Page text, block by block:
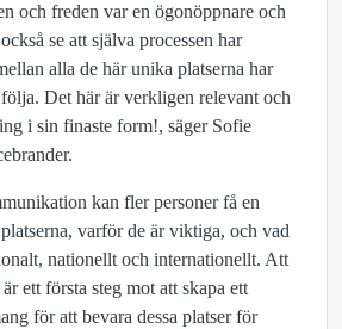
och freden var en ögonöppnare och
se att själva processen har
alla de här unika platserna har
Det här är verkligen relevant och
i sin finaste form!, säger Sofie
kan fler personer få en
varför de är viktiga, och vad
nationellt och internationellt. Att
ett första steg mot att skapa ett
för att bevara dessa platser för